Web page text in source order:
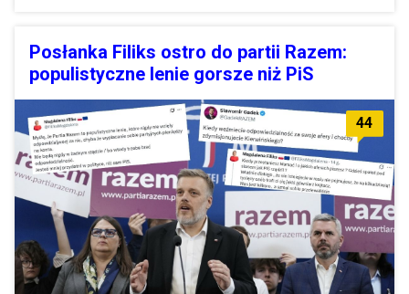
Posłanka Filiks ostro do partii Razem:
populistyczne lenie gorsze niż PiS
44